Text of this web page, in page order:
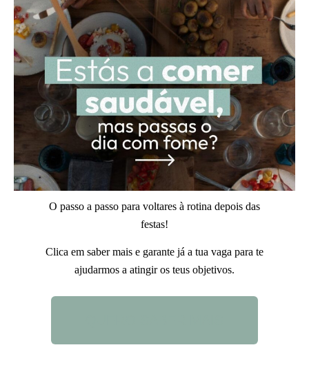
O passo a passo para voltares à rotina depois das
festas!
Clica em saber mais e garante já a tua vaga para te
ajudarmos a atingir os teus objetivos.